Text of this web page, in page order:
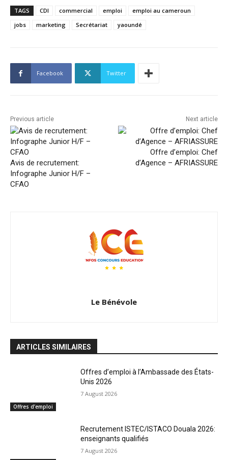
TAGS CDI commercial emploi
emploi au cameroun
jobs
marketing Secrétariat yaoundé
Facebook Twitter
Previous article
Avis de recrutement:
Infographe Junior H/F –
CFAO
Next article
Offre d’emploi: Chef
d’Agence – AFRIASSURE
Le Bénévole
ARTICLES SIMILAIRES
Offres d’emploi
Offres d’emploi à l’Ambassade des États-
Unis 2026
7 August 2026
Recrutement ISTEC/ISTACO Douala 2026:
enseignants qualifiés
7 August 2026